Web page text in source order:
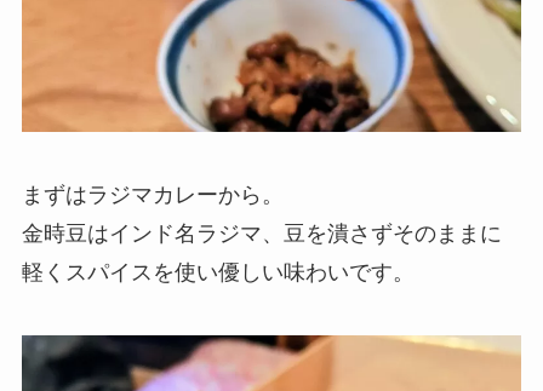
まずはラジマカレーから。
金時豆はインド名ラジマ、豆を潰さずそのままに
軽くスパイスを使い優しい味わいです。